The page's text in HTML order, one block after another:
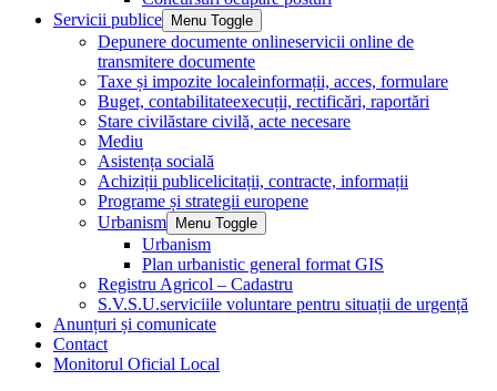
Servicii publice
Menu Toggle
Depunere documente onlineservicii online de
transmitere documente
Taxe și impozite localeinformații, acces, formulare
Buget, contabilitateexecuții, rectificări, raportări
Stare civilăstare civilă, acte necesare
Mediu
Asistența socială
Achiziții publicelicitații, contracte, informații
Programe și strategii europene
Urbanism
Menu Toggle
Urbanism
Plan urbanistic general format GIS
Registru Agricol – Cadastru
S.V.S.U.serviciile voluntare pentru situații de urgență
Anunțuri și comunicate
Contact
Monitorul Oficial Local